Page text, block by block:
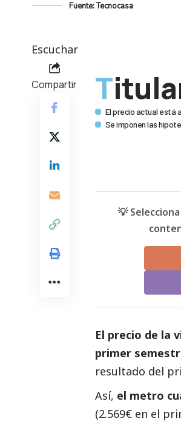
Fuente: Tecnocasa
Escuchar
Compartir
El precio actual está
Se imponen las
💡
El precio de la
primer
resultado del
Así, el metro
(2.569€ en el